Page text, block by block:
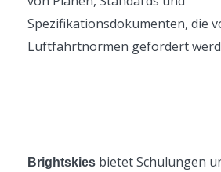
Spezifikationsdokumenten, die
Luftfahrtnormen gefordert
Brightskies bietet Schulungen